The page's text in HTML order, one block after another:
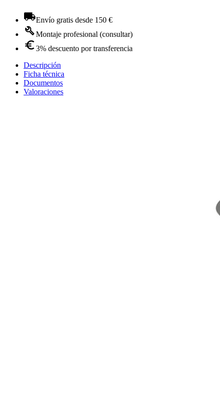
Envío gratis desde 150 €
Montaje profesional (consultar)
3% descuento por transferencia
Descripción
Ficha técnica
Documentos
Valoraciones